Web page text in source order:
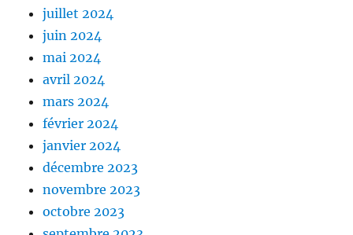
juillet 2024
juin 2024
mai 2024
avril 2024
mars 2024
février 2024
janvier 2024
décembre 2023
novembre 2023
octobre 2023